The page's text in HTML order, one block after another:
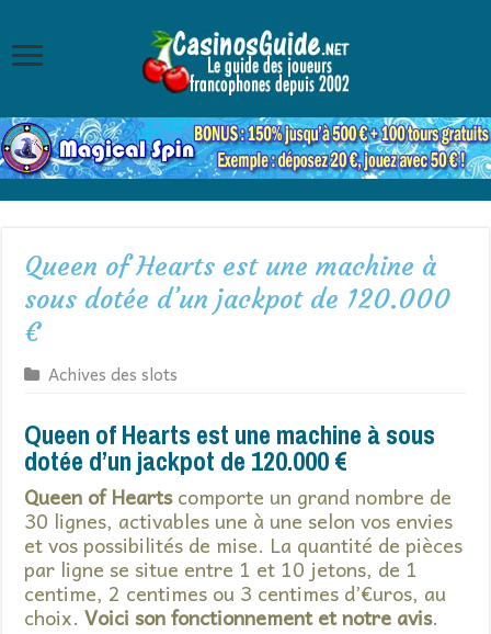
Queen of Hearts est une machine à
sous dotée d’un jackpot de 120.000
€
Achives des slots
Queen of Hearts est une machine à sous
dotée d’un jackpot de 120.000 €
Queen of Heartscomporte un grand nombre de
30 lignes, activables une à une selon vos envies
et vos possibilités de mise. La quantité de pièces
par ligne se situe entre 1 et 10 jetons, de 1
centime, 2 centimes ou 3 centimes d’€uros, au
choix.Voici son fonctionnement et notre avis.